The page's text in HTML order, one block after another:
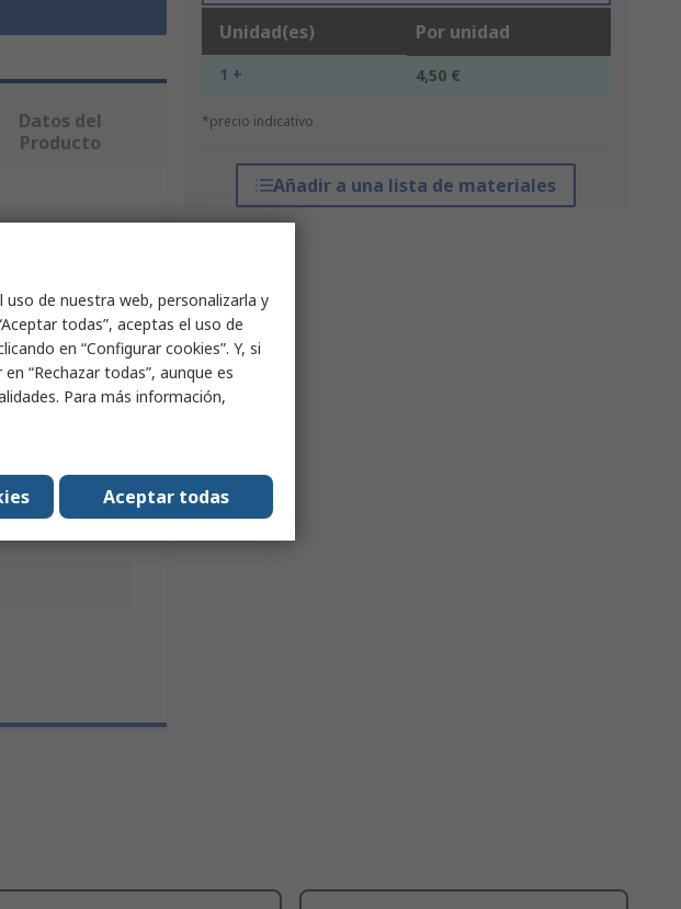
Unidad(es) Por unidad
1 + 4,50 €
*precio indicativo
Añadir a una lista de materiales
Datos del
Producto
preparación
de nuestra web, personalizarla y
todas”, aceptas el uso de
en “Configurar cookies”. Y, si
“Rechazar todas”, aunque es
Para más información,
Aceptar todas